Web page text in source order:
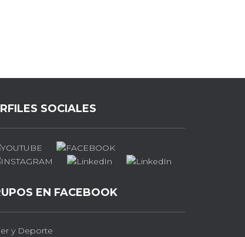
SOCIALES
EN FACEBOOK
y Deporte